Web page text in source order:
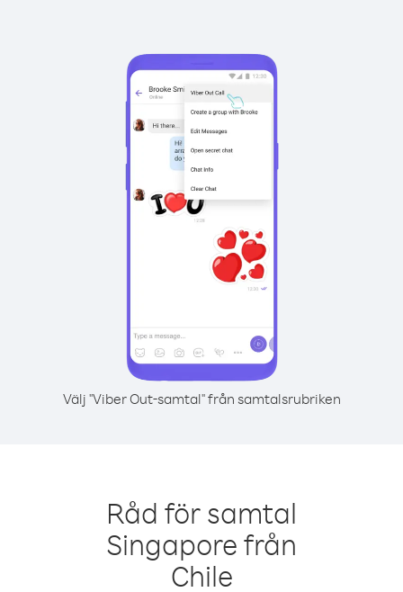
Välj "Viber Out-samtal" från samtalsrubriken
Råd för samtal
Singapore från
Chile